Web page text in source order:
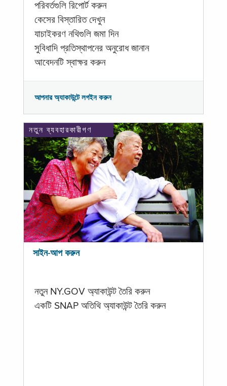
পরিবর্তগুলি রিপোর্ট করুন
কেসের বিস্তারিত দেখুন
যাচাইকরণ নথিগুলি জমা দিন
সুবিধাদি প্রতিস্থাপনের অনুরোধ জানান
আবেদনটি স্বাক্ষর করুন
আপনার অ্যাকাউন্টে লগইন করুন
নতুন ব্যবহারকারীগণ
সাইন-আপ করুন
নতুন NY.GOV অ্যাকাউন্ট তৈরি করুন
একটি SNAP অতিথি অ্যাকাউন্ট তৈরি করুন